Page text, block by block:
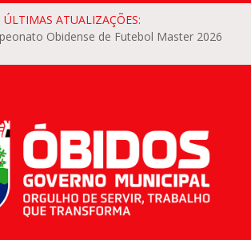
ÚLTIMAS ATUALIZAÇÕES:
Obidense de Futebol Master 2026